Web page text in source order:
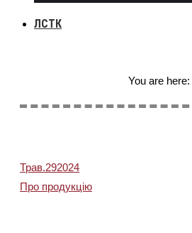
ЛСТК
You are here:
Трав.292024
Про продукцію